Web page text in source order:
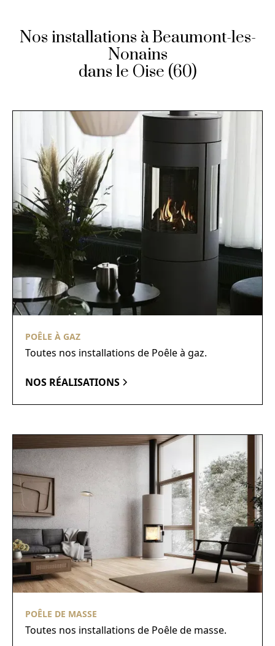
Nos installations à Beaumont-les-
Nonains
dans le Oise (60)
POÊLE À GAZ
Toutes nos installations de Poêle à gaz.
NOS RÉALISATIONS
POÊLE DE MASSE
Toutes nos installations de Poêle de masse.